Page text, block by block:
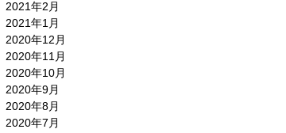
2021年2月
2021年1月
2020年12月
2020年11月
2020年10月
2020年9月
2020年8月
2020年7月